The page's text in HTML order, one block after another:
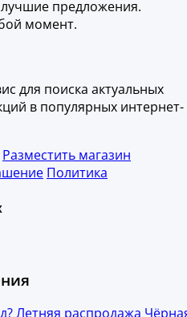
предложения.
момент.
для поиска актуальных
в популярных интернет-
Разместить магазин
Политика
Летняя распродажа